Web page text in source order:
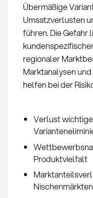
Übermäßige
Umsatzverlusten
führen. Die Gefahr
regionaler
Marktanalysen
helfen bei der
Verlust
Produktvielfalt
Nischenmärkten